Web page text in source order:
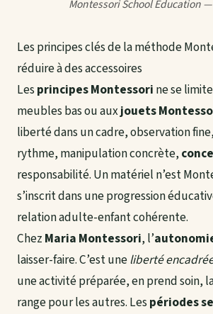
Montessori School Education
Les principes clés de la méthode
réduire à des accessoires
Lesprincipes Montessori ne se
meubles bas ou auxjouets
liberté dans un cadre, observation
rythme, manipulation concrète,
responsabilité. Un matériel n’est
s’inscrit dans une progression
relation adulte-enfant cohérente.
Chez Maria Montessori, l’
laisser-faire. C’est uneliberté
une activité préparée, en prend soin,
range pour les autres. Lespériodes